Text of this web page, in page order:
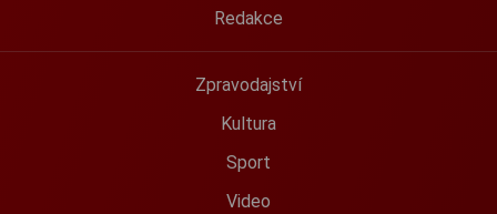
Redakce
Zpravodajství
Kultura
Sport
Video